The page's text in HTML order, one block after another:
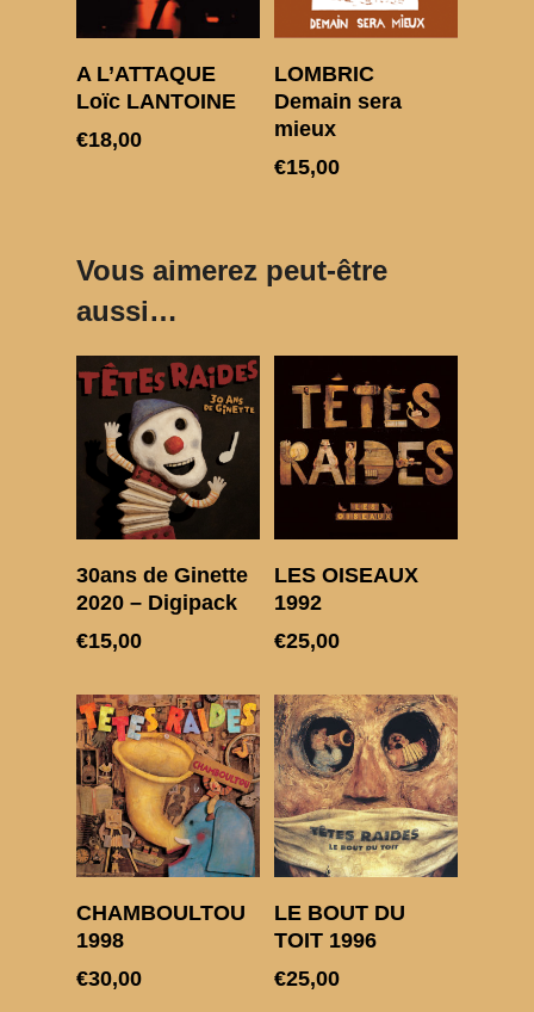
A L’ATTAQUE
Loïc LANTOINE
€18,00
LOMBRIC
Demain sera
mieux
€15,00
Vous aimerez peut-être
aussi…
30ans de Ginette
2020 – Digipack
€15,00
LES OISEAUX
1992
€25,00
CHAMBOULTOU
1998
€30,00
LE BOUT DU
TOIT 1996
€25,00